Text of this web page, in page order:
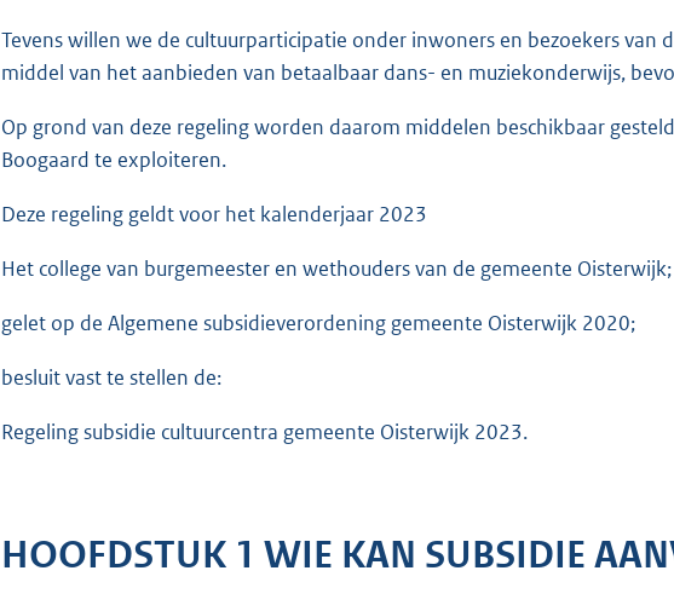
Tevens willen we de cultuurparticipatie onder inwoners en bezoekers
middel van het aanbieden van betaalbaar dans- en muziekonderwijs,
Op grond van deze regeling worden daarom middelen beschikbaar
Boogaard te exploiteren.
Deze regeling geldt voor het kalenderjaar 2023
Het college van burgemeester en wethouders van de gemeente Oisterwijk;
gelet op de Algemene subsidieverordening gemeente Oisterwijk 2020;
besluit vast te stellen de:
Regeling subsidie cultuurcentra gemeente Oisterwijk 2023.
HOOFDSTUK 1 WIE KAN SUBSIDIE